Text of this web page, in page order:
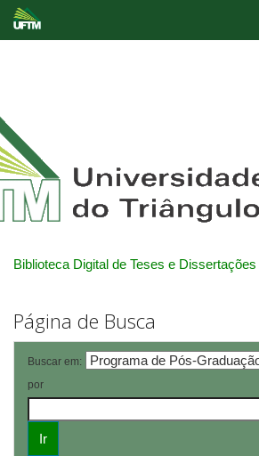
Biblioteca Digital de Teses e Dissertações
Página de Busca
Buscar em:
por